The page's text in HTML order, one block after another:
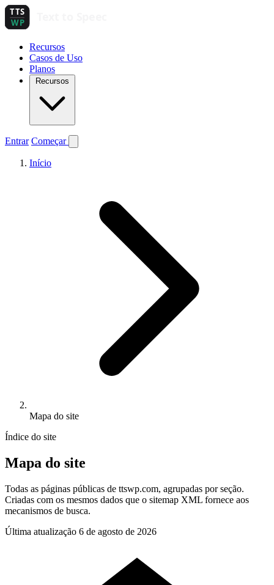
Recursos
Casos de Uso
Planos
Recursos
Entrar Começar
Início
Mapa do site
Índice do site
Mapa do site
Todas as páginas públicas de ttswp.com, agrupadas por seção.
Criadas com os mesmos dados que o sitemap XML fornece aos
mecanismos de busca.
Última atualização 6 de agosto de 2026